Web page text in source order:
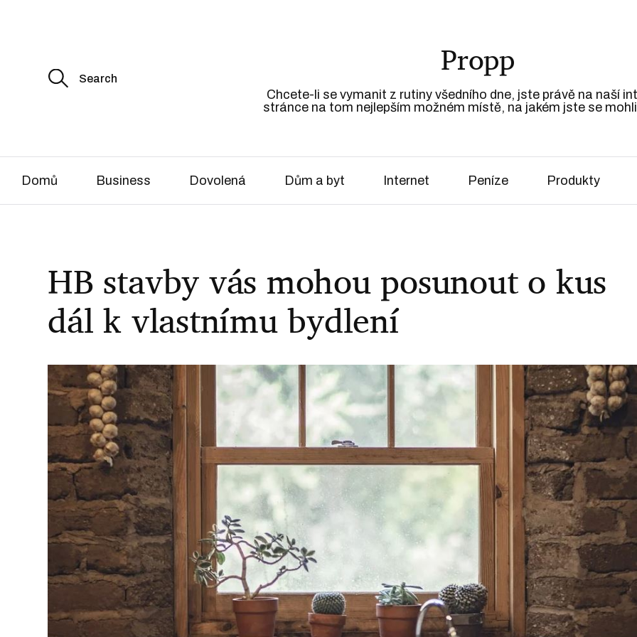
S
e
o
:
Propp
Chcete-li se vymanit z rutiny všedního dne, jste právě na naší
stránce na tom nejlepším možném místě, na jakém jste se
Domů Business Dovolená Dům a byt Internet Peníze Produkty
HB stavby vás mohou posunout o kus
dál k vlastnímu bydlení